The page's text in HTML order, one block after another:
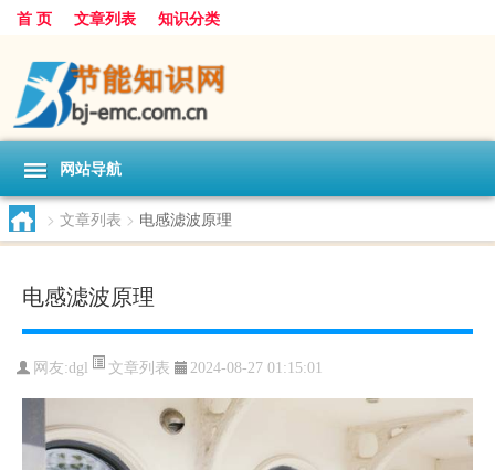
首 页 文章列表 知识分类
网站导航
> 文章列表 > 电感滤波原理
电感滤波原理
网友:dgl 文章列表 2024-08-27 01:15:01